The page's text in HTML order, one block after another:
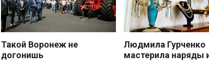
Такой Воронеж не
догонишь
Людмила Гурченко
мастерила наряды